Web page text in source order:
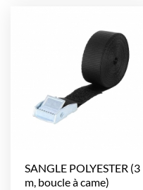
SANGLE POLYESTER (3
m, boucle à came)